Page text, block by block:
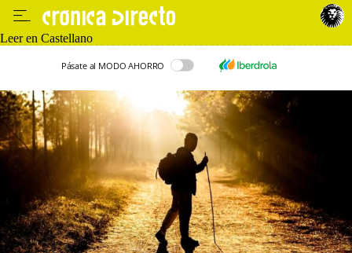
Leer en Castellano
Pásate al MODO AHORRO